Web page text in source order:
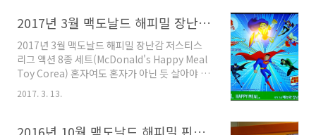
져 닌자포스 4종(Lotteria Toy) 2016년 맥도날
드 해피밀 신기한 스쿨 버스 과학 동화 미니북 1
차 3종 세트 2016년 맥도날드 해피밀 슈퍼마리
오 1차 4종 세트 (McDonald's Happy Meal
Toy Corea) 2016년 7월 롯데리아 장난감 마다
가스카의 펭귄 물총 4종(Lotteria Toy) 2016년
2017년 3월 맥도날드 해피밀 장난감 저스티스 리그 액션 8종 (McDonald's Happy Meal Toy Corea)
2017년 3월 맥도날드 해피밀 장난감 저스티스
리그 액션 8종 세트(McDonald's Happy Meal
Toy Corea) 혼자여도 혼자가 아닌 듯 살아야 한
죠? 현 시국에 대한민국에는 초인이나 영웅들이
되어 대한민국을 바른 길로 이끌어갈까?매우 궁
2017. 3. 13.